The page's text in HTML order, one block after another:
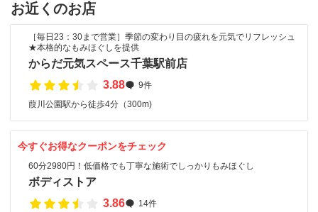
お近くのお店
［毎日23：30まで営業］季節の変わり目の疲れを元気でリフレッシュ
★本格的なもみほぐしを提供
からだ元気スペース千葉駅前店
3.88
9件
葭川公園駅から徒歩4分（300m)
今すぐお得なクーポンをチェック
60分2980円！低価格でも丁寧な施術でしっかりもみほぐし
ボディストア
3.86
14件